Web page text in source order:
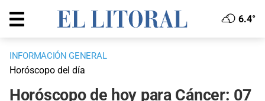
6.4°
INFORMACIÓN GENERAL
Horóscopo del día
Horóscopo de hoy para Cáncer: 07